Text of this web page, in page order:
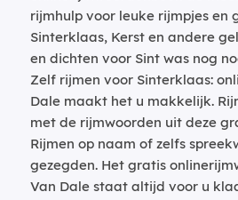
rijmhulp voor leuke rijmpjes en
Sinterklaas, Kerst en andere
en dichten voor Sint was nog
Zelf rijmen voor Sinterklaas:
Dale maakt het u makkelijk.
met de rijmwoorden uit deze
Rijmen op naam of zelfs
gezegden. Het gratis
Van Dale staat altijd voor u